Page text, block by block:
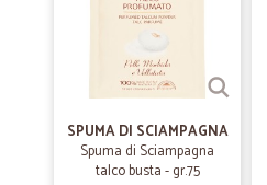
SPUMA DI SCIAMPAGNA
Spuma di Sciampagna
talco busta - gr.75